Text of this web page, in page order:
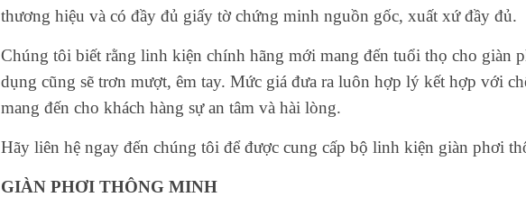
thương hiệu và có đầy đủ giấy tờ chứng minh nguồn gốc, xuất xứ đầy đủ.
Chúng tôi biết rằng linh kiện chính hãng mới mang đến tuổi thọ cho giàn
dụng cũng sẽ trơn mượt, êm tay. Mức giá đưa ra luôn hợp lý kết hợp với
mang đến cho khách hàng sự an tâm và hài lòng.
Hãy liên hệ ngay đến chúng tôi để được cung cấp bộ linh kiện giàn phơi
GIÀN PHƠI THÔNG MINH